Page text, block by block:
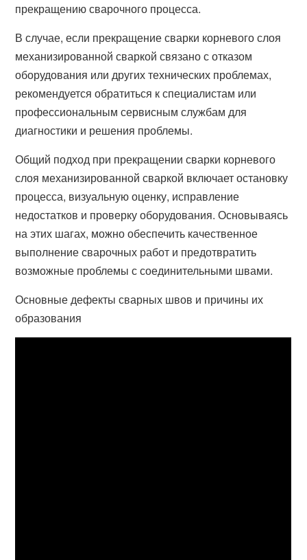
прекращению сварочного процесса.
В случае, если прекращение сварки корневого слоя
механизированной сваркой связано с отказом
оборудования или других технических проблемах,
рекомендуется обратиться к специалистам или
профессиональным сервисным службам для
диагностики и решения проблемы.
Общий подход при прекращении сварки корневого
слоя механизированной сваркой включает остановку
процесса, визуальную оценку, исправление
недостатков и проверку оборудования. Основываясь
на этих шагах, можно обеспечить качественное
выполнение сварочных работ и предотвратить
возможные проблемы с соединительными швами.
Основные дефекты сварных швов и причины их
образования